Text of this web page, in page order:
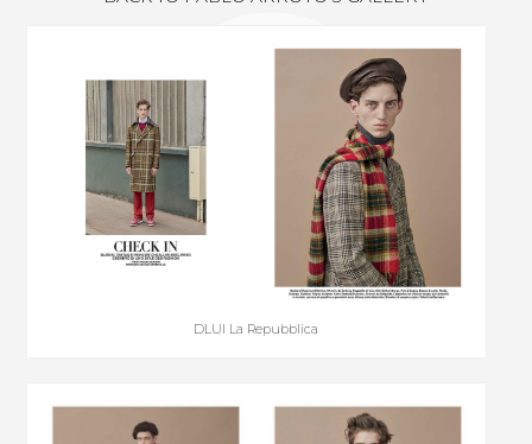
DLUI La Repubblica